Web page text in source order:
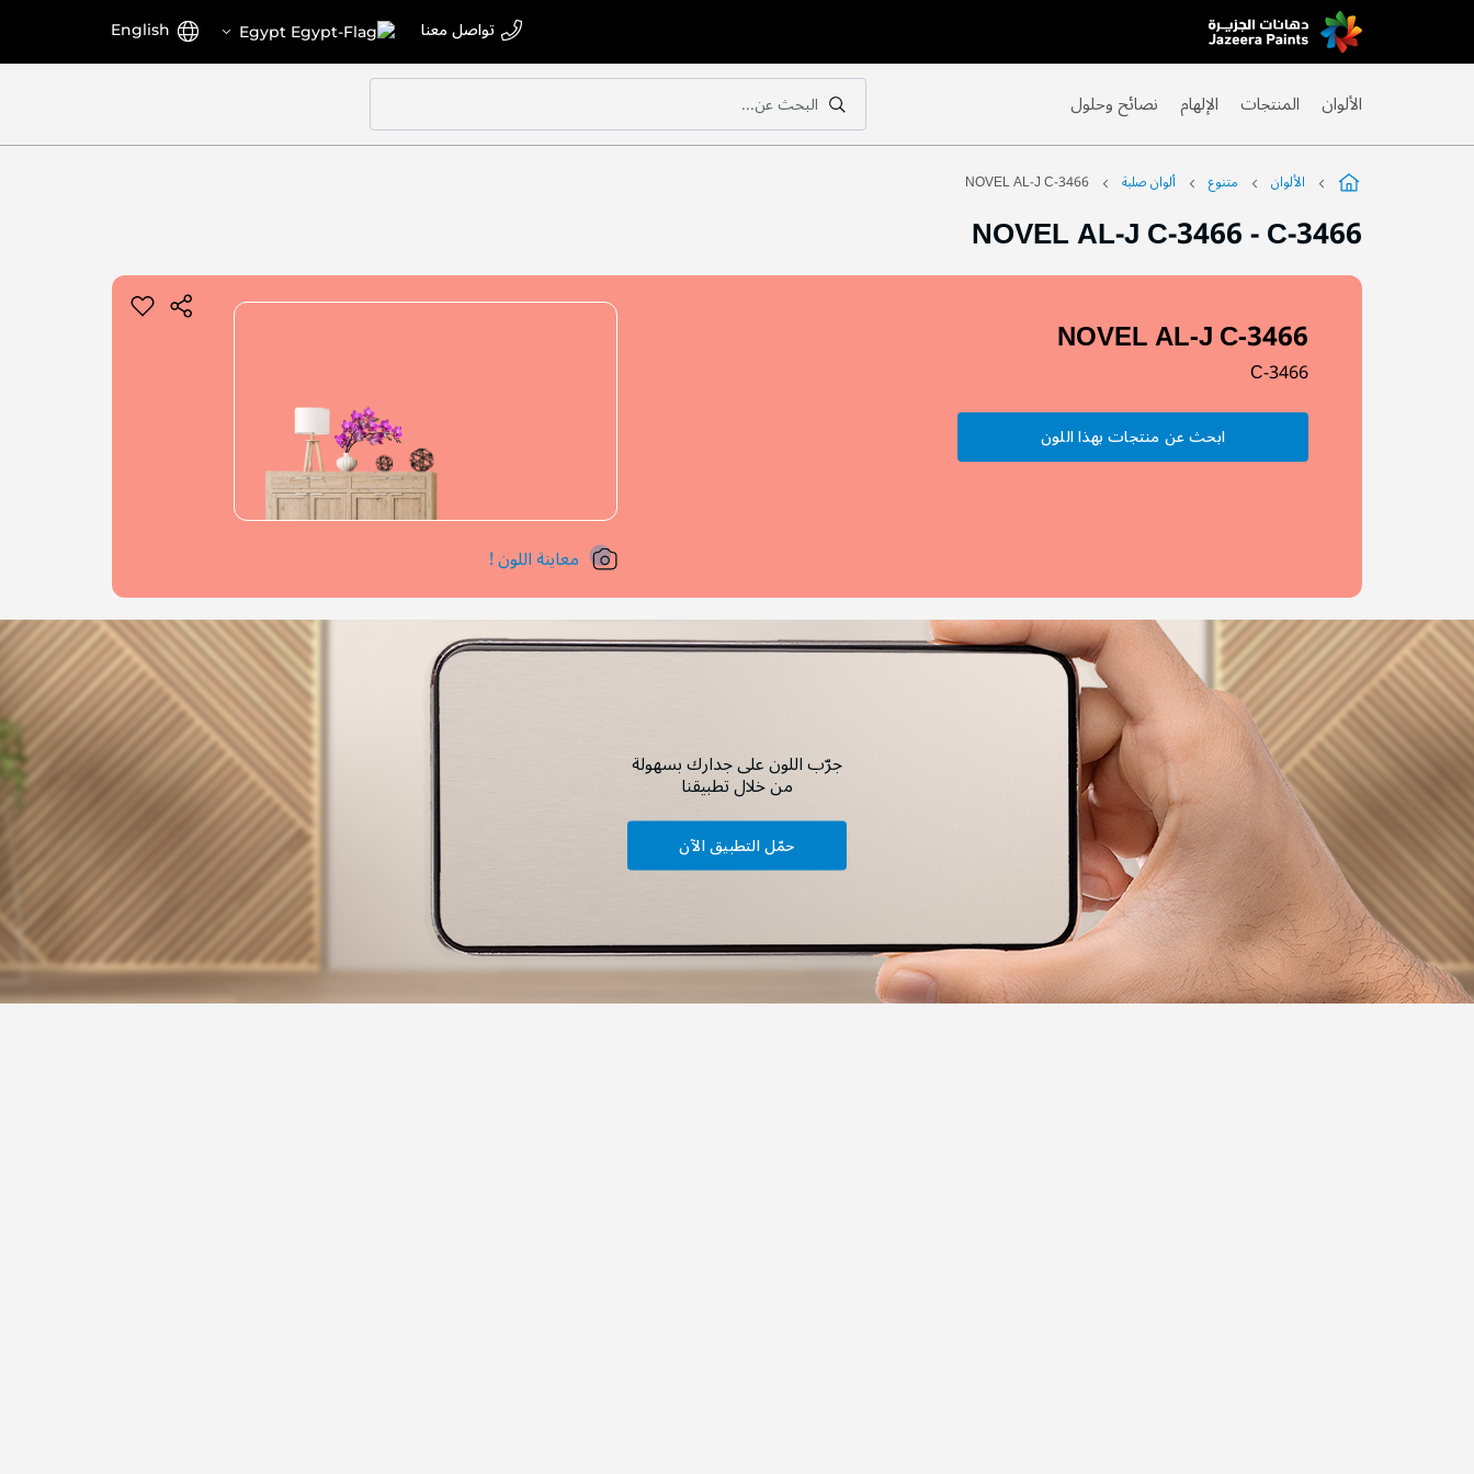
Skip
to
تواصل معنا اختر
المتجر
Egypt اللغة English
بحث
البحث عن...
بحث الألوان المنتجات الإلهام نصائح وحلول
الألوان متنوع ألوان صلبة NOVEL AL-J C-3466
NOVEL AL-J C-3466-C-3466
NOVEL AL-J C-3466
C-3466
ابحث عن منتجات بهذا اللون
معاينة اللون !
جرّب اللون على جدارك بسهولة
من خلال تطبيقنا
حمّل التطبيق الآن